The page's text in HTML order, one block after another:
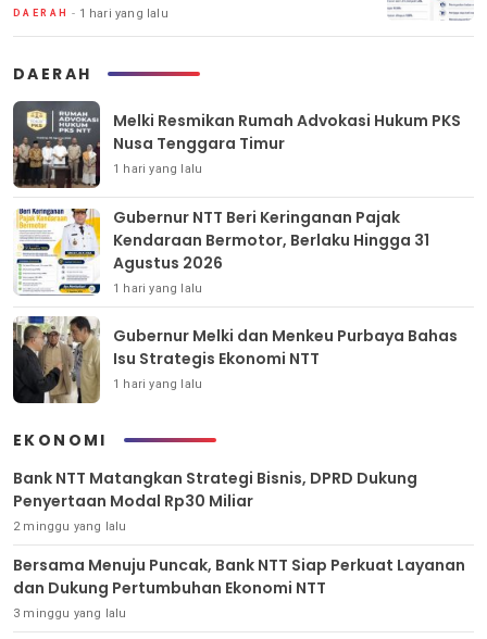
DAERAH 1 hari yang lalu
DAERAH
Melki Resmikan Rumah Advokasi Hukum PKS
Nusa Tenggara Timur
1 hari yang lalu
Gubernur NTT Beri Keringanan Pajak
Kendaraan Bermotor, Berlaku Hingga 31
Agustus 2026
1 hari yang lalu
Gubernur Melki dan Menkeu Purbaya Bahas
Isu Strategis Ekonomi NTT
1 hari yang lalu
EKONOMI
Bank NTT Matangkan Strategi Bisnis, DPRD Dukung
Penyertaan Modal Rp30 Miliar
2 minggu yang lalu
Bersama Menuju Puncak, Bank NTT Siap Perkuat Layanan
dan Dukung Pertumbuhan Ekonomi NTT
3 minggu yang lalu